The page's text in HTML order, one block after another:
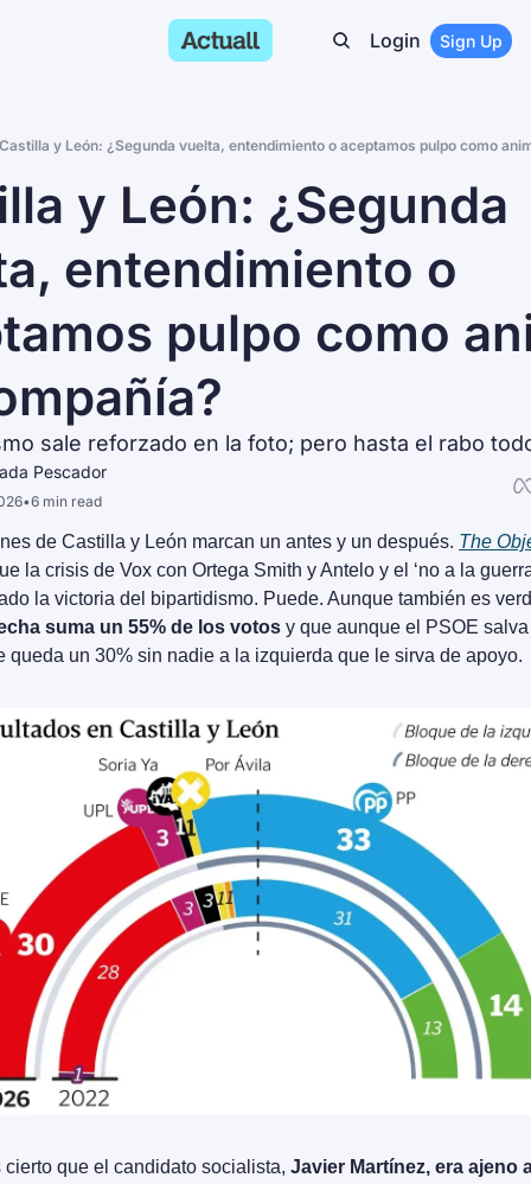
Login Sign Up
Castilla y León: ¿Segunda vuelta, entendimiento o aceptamos pulpo como
y León: ¿Segunda
entendimiento o
pulpo como
sale reforzado en la foto; pero hasta el rabo
Pescador
•6 min read
de Castilla y León marcan un antes y un después. The
la crisis de Vox con Ortega Smith y Antelo y el ‘no a la
la victoria del bipartidismo. Puede. Aunque también es
suma un 55% de los votos y que aunque el PSOE
queda un 30% sin nadie a la izquierda que le sirva de apoyo.
cierto que el candidato socialista,